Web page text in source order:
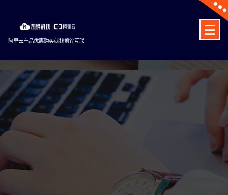
content
阿里云产品优惠购买就找凯铧互联